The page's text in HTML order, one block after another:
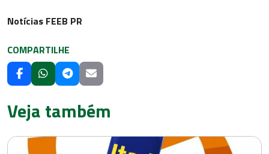
Notícias FEEB PR
COMPARTILHE
Veja também